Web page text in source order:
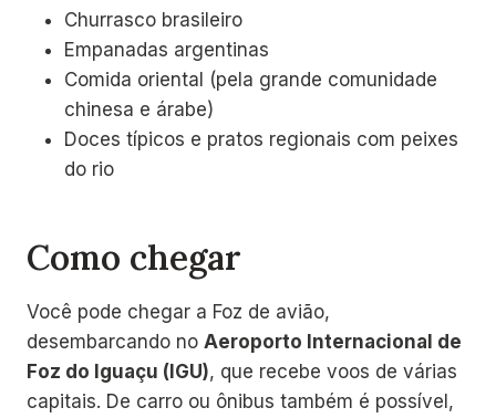
Churrasco brasileiro
Empanadas argentinas
Comida oriental (pela grande comunidade
chinesa e árabe)
Doces típicos e pratos regionais com peixes
do rio
Como chegar
Você pode chegar a Foz de avião,
desembarcando no Aeroporto Internacional de
Foz do Iguaçu (IGU), que recebe voos de várias
capitais. De carro ou ônibus também é possível,